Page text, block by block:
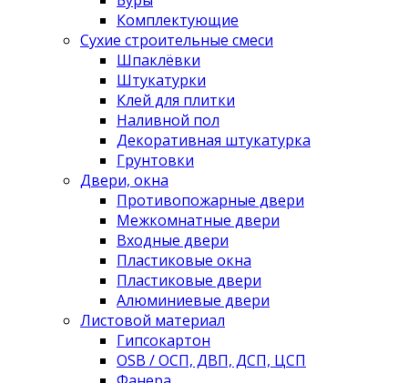
Комплектующие
Сухие строительные смеси
Шпаклёвки
Штукатурки
Клей для плитки
Наливной пол
Декоративная штукатурка
Грунтовки
Двери, окна
Противопожарные двери
Межкомнатные двери
Входные двери
Пластиковые окна
Пластиковые двери
Алюминиевые двери
Листовой материал
Гипсокартон
OSB / ОСП, ДВП, ДСП, ЦСП